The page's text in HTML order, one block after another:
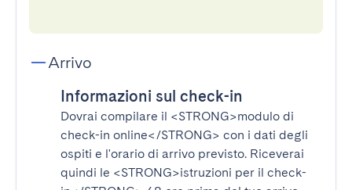
Arrivo
Informazioni sul check-in
Dovrai compilare il <STRONG>modulo di
check-in online</STRONG> con i dati degli
ospiti e l'orario di arrivo previsto. Riceverai
quindi le <STRONG>istruzioni per il check-